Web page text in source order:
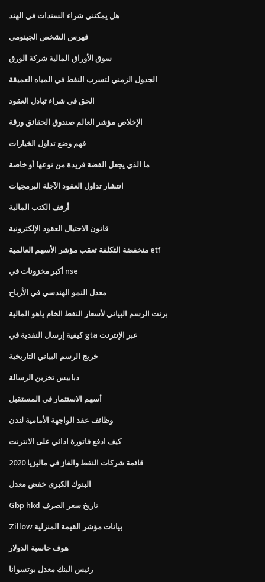
هل يمكنني شراء السندات في الهند
فهرس الشخص الجينومي
سوق الأوراق المالية شركة الورق
الجدول الزمني لتسرب النفط في المياه العميقة
الحق في شراء تبادل العقود
الإخلاص مؤشر العالم صندوق الحقائق ورقة
فهم وضع تداول الخيارات
ما الذي يجعل الفضة فريدة من نوعها أو خاصة
انتشار تداول العقود الآجلة البرمجيات
أرفف الكتب المالية
قانون الاحتيال العقود الإلكترونية
منخفضة التكلفة تعقب مؤشر الأسهم العالمية etf
أكبر مخزونات في nse
معدل النمو الهندسي في الأرباح
برنت الرسم البياني لأسعار النفط الخام ياهو المالية
كيفية إرسال النقدية في gta عبر الإنترنت
خريج الرسم البياني التاريخية
دبابيس تخزين الرسالة
أسهم الاستثمار في المستقبل
وظائف عقد الواجهة الأمامية لندن
كيف ادفع فاتورة ادائي على الانترنت
قائمة شركات النفط والغاز في ماليزيا 2020
البنوك الكبرى خفض معدل
Gbp hkd تاريخ سعر الصرف
Zillow بيانات مؤشر القيمة المنزلية
هوف حاسبة الدولار
رئيس البنك معدل بوتسوانا